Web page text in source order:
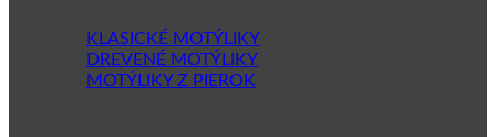
KLASICKÉ MOTÝLIKY
DREVENÉ MOTÝLIKY
MOTÝLIKY Z PIEROK